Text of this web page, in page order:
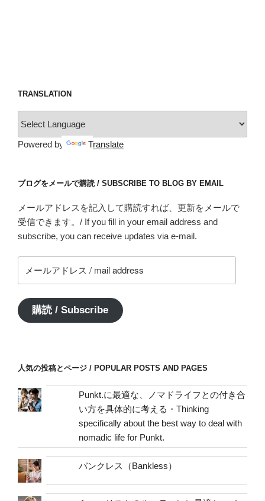
TRANSLATION
Powered by Translate
ブログをメールで購読 / SUBSCRIBE TO BLOG BY EMAIL
メールアドレスを記入して購読すれば、更新をメールで
受信できます。/ If you fill in your email address and
subscribe, you can receive updates via e-mail.
ー
ア
ド
address
購読 / Subscribe
人気の投稿とページ / POPULAR POSTS AND PAGES
Punkt.に最適な、ノマドライフとの付き合
い方を具体的に考える・Thinking
specifically about the best way to deal with
nomadic life for Punkt.
バンクレス（Bankless）